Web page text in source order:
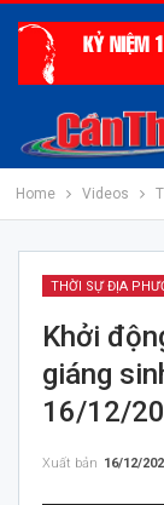
Home Videos
THỜI SỰ ĐỊA
Khởi
giáng
16/12/
Xuất bản 16/12/